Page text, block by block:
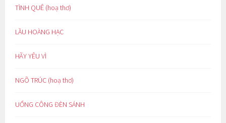
TÌNH QUÊ (hoạ thơ)
LẦU HOÀNG HẠC
HÃY YÊU VÌ
NGÕ TRÚC (hoạ thơ)
UỔNG CÔNG ĐÈN SÁNH